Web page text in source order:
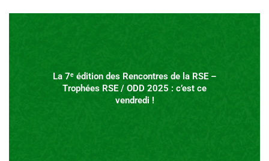
La 7ᵉ édition des Rencontres de la RSE –
Trophées RSE / ODD 2025 : c’est ce
vendredi !